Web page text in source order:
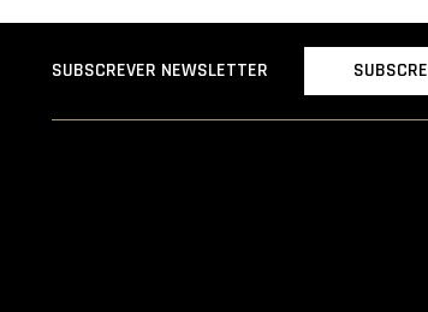
SUBSCREVER NEWSLETTER